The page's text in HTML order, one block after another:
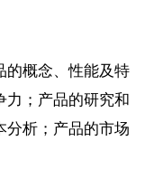
的概念、性能及特
力；产品的研究和
分析；产品的市场